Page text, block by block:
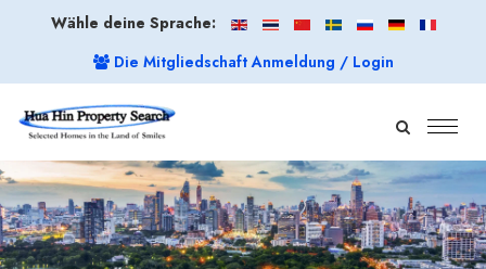
Wähle deine Sprache:
Die Mitgliedschaft Anmeldung / Login